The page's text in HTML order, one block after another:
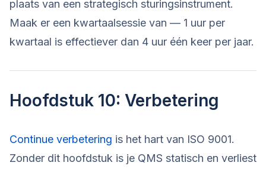
plaats van een strategisch sturingsinstrument.
Maak er een kwartaalsessie van — 1 uur per
kwartaal is effectiever dan 4 uur één keer per jaar.
Hoofdstuk 10: Verbetering
Continue verbetering is het hart van ISO 9001.
Zonder dit hoofdstuk is je QMS statisch en verliest